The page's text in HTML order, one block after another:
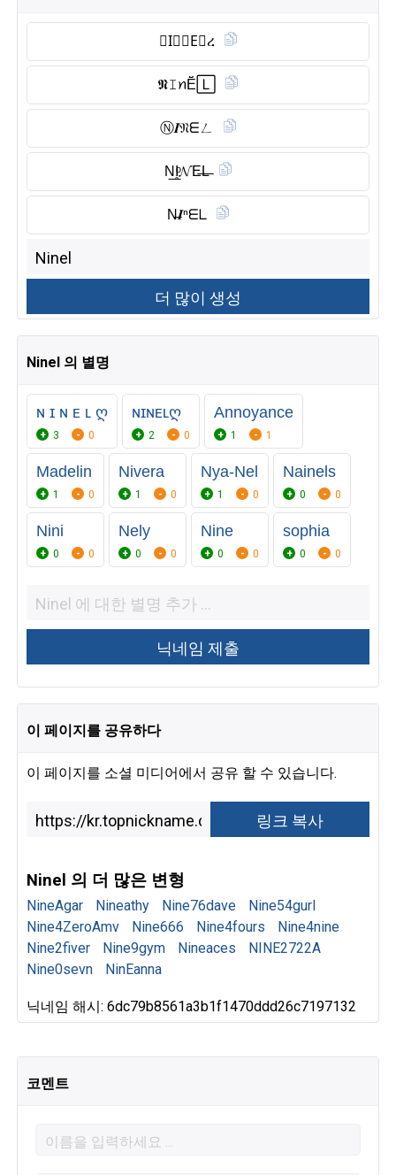
𝙽I⃠𝘕E⃠ረ
𝕹𝙸ꪀĔ̈🄻
Ⓝ︎𝑰𝔑ᗴㄥ
N͟I̥ͦ𝓝E̶L̶
N̶𝑰ⁿᗴᒪ
Ninel 의 별명
ɴ ɪ ɴ ᴇ ʟ ღ
3 0
ɴɪɴᴇʟღ
2 0
Annoyance
1 1
Madelin
1 0
Nivera
1 0
Nya-Nel
1 0
Nainels
0 0
Nini
0 0
Nely
0 0
Nine
0 0
sophia
0 0
이 페이지를 공유하다
이 페이지를 소셜 미디어에서 공유 할 수 있습니다.
Ninel 의 더 많은 변형
NineAgar Nineathy Nine76dave
Nine54gurl
Nine4ZeroAmv
Nine666 Nine4fours
Nine4nine
Nine2fiver
Nine9gym Nineaces
NINE2722A
Nine0sevn
NinEanna
닉네임 해시: 6dc79b8561a3b1f1470ddd26c7197132
코멘트